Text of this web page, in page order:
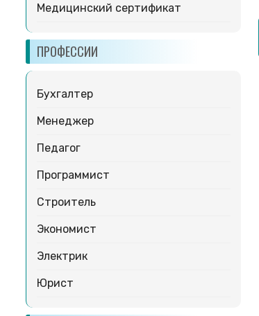
Медицинский сертификат
ПРОФЕССИИ
Бухгалтер
Менеджер
Педагог
Программист
Строитель
Экономист
Электрик
Юрист